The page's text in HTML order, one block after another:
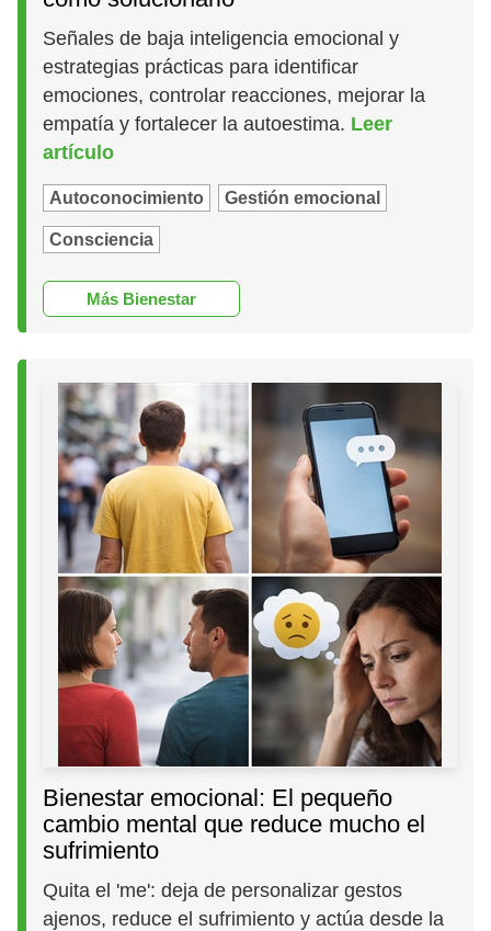
Señales de baja inteligencia emocional y
estrategias prácticas para identificar
emociones, controlar reacciones, mejorar la
empatía y fortalecer la autoestima. Leer
artículo
Autoconocimiento Gestión emocional
Consciencia
Más Bienestar
Bienestar emocional: El pequeño
cambio mental que reduce mucho el
sufrimiento
Quita el 'me': deja de personalizar gestos
ajenos, reduce el sufrimiento y actúa desde la